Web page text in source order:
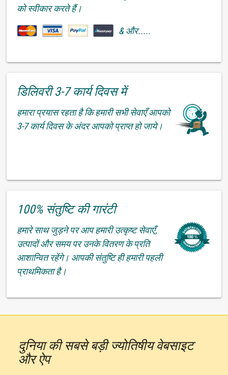
को स्वीकार करते हैं।
& और.....
डिलिवरी 3-7 कार्य दिवस में
हमारा प्रयास रहता है कि हमारी सभी सेवाएँ आपको
3-7 कार्य दिवस के अंदर आपको प्राप्त हो जाये।
100% संतुष्टि की गारंटी
हमारे साथ जुड़ने पर आप हमारी उत्कृष्ट सेवाएँ,
उत्पादों और समय पर उनके वितरण के प्रति
आशान्वित रहेंगे। आपकी संतुष्टि ही हमारी पहली
प्राथमिकता है।
दुनिया की सबसे बड़ी ज्योतिषीय वेबसाइट
और ऐप